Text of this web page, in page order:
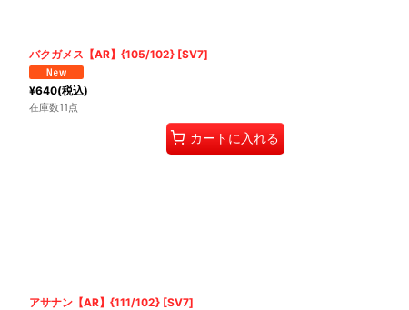
バクガメス【AR】{105/102} [SV7]
¥640(税込)
在庫数11点
カートに入れる
アサナン【AR】{111/102} [SV7]